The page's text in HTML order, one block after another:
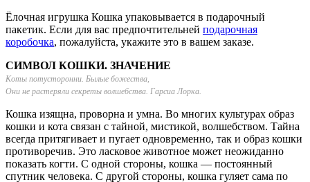
Ёлочная игрушка Кошка упаковывается в подарочный
пакетик. Если для вас предпочтительней подарочная
коробочка, пожалуйста, укажите это в вашем заказе.
СИМВОЛ КОШКИ. ЗНАЧЕНИЕ
Коты потусторонни. Былые божества,
Они не растеряли секреты волшебства. Гарсиа Лорка.
Кошка изящна, проворна и умна. Во многих культурах образ
кошки и кота связан с тайной, мистикой, волшебством. Тайна
всегда притягивает и пугает одновременно, так и образ кошки
противоречив. Это ласковое животное может неожиданно
показать когти. С одной стороны, кошка — постоянный
спутник человека. С другой стороны, кошка гуляет сама по